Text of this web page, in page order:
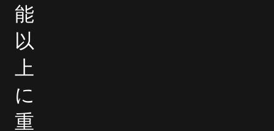
能
以
上
に
重